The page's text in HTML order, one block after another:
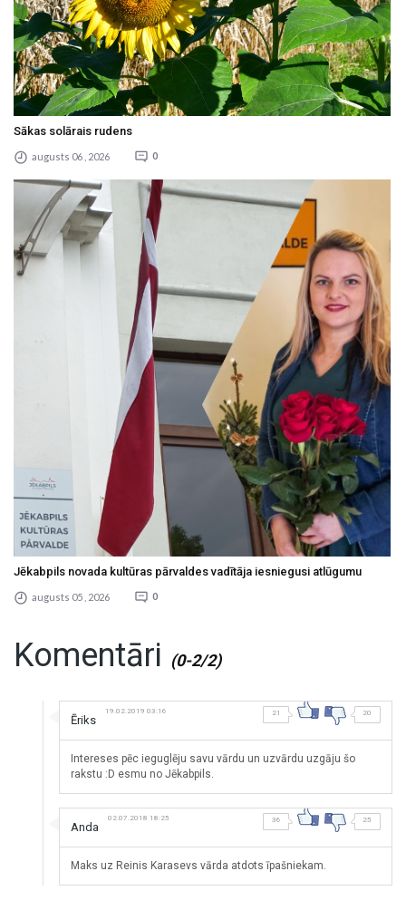
Sākas solārais rudens
augusts 06 , 2026 0
Jēkabpils novada kultūras pārvaldes vadītāja iesniegusi atlūgumu
augusts 05 , 2026 0
Komentāri (0-2/2)
Ēriks
19.02.2019 03:16 21 20
Intereses pēc ieguglēju savu vārdu un uzvārdu uzgāju šo
rakstu :D esmu no Jēkabpils.
Anda
02.07.2018 18:25 36 25
Maks uz Reinis Karasevs vārda atdots īpašniekam.